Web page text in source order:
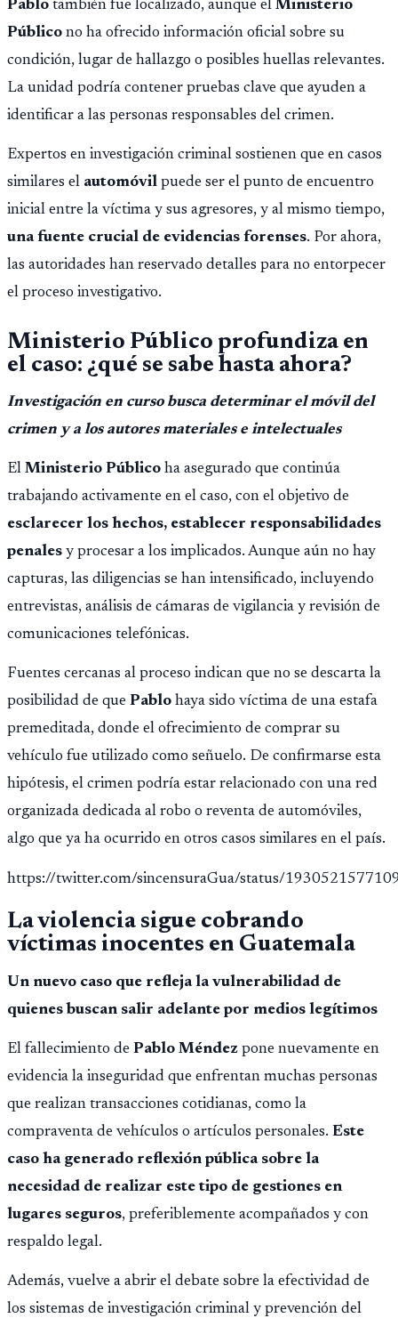
Pablo también fue localizado, aunque el Ministerio
Público no ha ofrecido información oficial sobre su
condición, lugar de hallazgo o posibles huellas relevantes.
La unidad podría contener pruebas clave que ayuden a
identificar a las personas responsables del crimen.
Expertos en investigación criminal sostienen que en casos
similares el automóvil puede ser el punto de encuentro
inicial entre la víctima y sus agresores, y al mismo tiempo,
una fuente crucial de evidencias forenses. Por ahora,
las autoridades han reservado detalles para no entorpecer
el proceso investigativo.
Ministerio Público profundiza en
el caso: ¿qué se sabe hasta ahora?
Investigación en curso busca determinar el móvil del
crimen y a los autores materiales e intelectuales
El Ministerio Público ha asegurado que continúa
trabajando activamente en el caso, con el objetivo de
esclarecer los hechos, establecer responsabilidades
penales y procesar a los implicados. Aunque aún no hay
capturas, las diligencias se han intensificado, incluyendo
entrevistas, análisis de cámaras de vigilancia y revisión de
comunicaciones telefónicas.
Fuentes cercanas al proceso indican que no se descarta la
posibilidad de que Pablo haya sido víctima de una estafa
premeditada, donde el ofrecimiento de comprar su
vehículo fue utilizado como señuelo. De confirmarse esta
hipótesis, el crimen podría estar relacionado con una red
organizada dedicada al robo o reventa de automóviles,
algo que ya ha ocurrido en otros casos similares en el país.
https://twitter.com/sincensuraGua/status/
La violencia sigue cobrando
víctimas inocentes en Guatemala
Un nuevo caso que refleja la vulnerabilidad de
quienes buscan salir adelante por medios legítimos
El fallecimiento de Pablo Méndez pone nuevamente en
evidencia la inseguridad que enfrentan muchas personas
que realizan transacciones cotidianas, como la
compraventa de vehículos o artículos personales. Este
caso ha generado reflexión pública sobre la
necesidad de realizar este tipo de gestiones en
lugares seguros, preferiblemente acompañados y con
respaldo legal.
Además, vuelve a abrir el debate sobre la efectividad de
los sistemas de investigación criminal y prevención del